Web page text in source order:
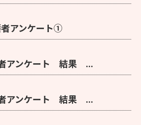
アンケート①
アンケート 結果 ...
アンケート 結果 ...